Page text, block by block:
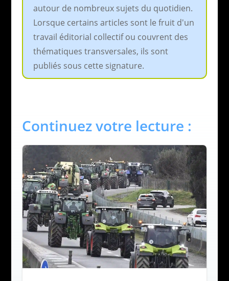
autour de nombreux sujets du quotidien.
Lorsque certains articles sont le fruit d'un
travail éditorial collectif ou couvrent des
thématiques transversales, ils sont
publiés sous cette signature.
Continuez votre lecture :